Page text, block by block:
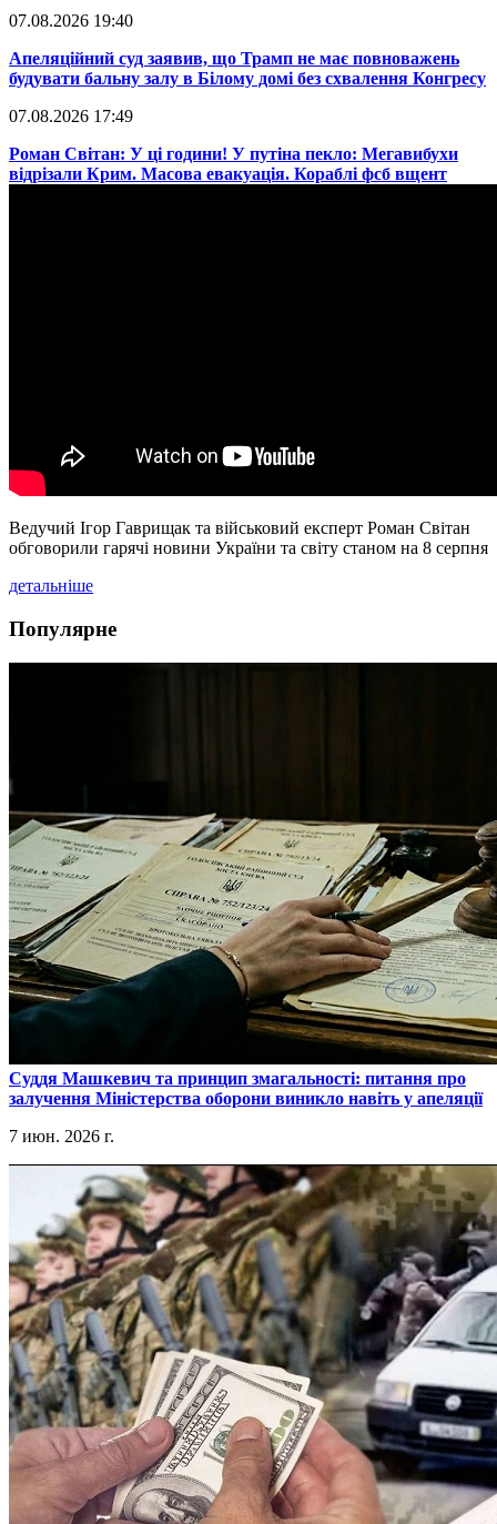
07.08.2026 19:40
​Апеляційний суд заявив, що Трамп не має повноважень
будувати бальну залу в Білому домі без схвалення Конгресу
07.08.2026 17:49
​Роман Світан: У ці години! У путіна пекло: Мегавибухи
відрізали Крим. Масова евакуація. Кораблі фсб вщент
Ведучий Ігор Гаврищак та військовий експерт Роман Світан
обговорили гарячі новини України та світу станом на 8 серпня
детальніше
Популярне
​Суддя Машкевич та принцип змагальності: питання про
залучення Міністерства оборони виникло навіть у апеляції
7 июн. 2026 г.